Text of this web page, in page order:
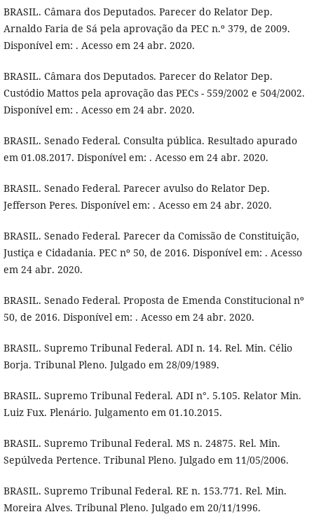
BRASIL. Câmara dos Deputados. Parecer do Relator Dep.
Arnaldo Faria de Sá pela aprovação da PEC n.º 379, de 2009.
Disponível em: . Acesso em 24 abr. 2020.
BRASIL. Câmara dos Deputados. Parecer do Relator Dep.
Custódio Mattos pela aprovação das PECs - 559/2002 e 504/2002.
Disponível em: . Acesso em 24 abr. 2020.
BRASIL. Senado Federal. Consulta pública. Resultado apurado
em 01.08.2017. Disponível em: . Acesso em 24 abr. 2020.
BRASIL. Senado Federal. Parecer avulso do Relator Dep.
Jefferson Peres. Disponível em: . Acesso em 24 abr. 2020.
BRASIL. Senado Federal. Parecer da Comissão de Constituição,
Justiça e Cidadania. PEC nº 50, de 2016. Disponível em: . Acesso
em 24 abr. 2020.
BRASIL. Senado Federal. Proposta de Emenda Constitucional nº
50, de 2016. Disponível em: . Acesso em 24 abr. 2020.
BRASIL. Supremo Tribunal Federal. ADI n. 14. Rel. Min. Célio
Borja. Tribunal Pleno. Julgado em 28/09/1989.
BRASIL. Supremo Tribunal Federal. ADI n°. 5.105. Relator Min.
Luiz Fux. Plenário. Julgamento em 01.10.2015.
BRASIL. Supremo Tribunal Federal. MS n. 24875. Rel. Min.
Sepúlveda Pertence. Tribunal Pleno. Julgado em 11/05/2006.
BRASIL. Supremo Tribunal Federal. RE n. 153.771. Rel. Min.
Moreira Alves. Tribunal Pleno. Julgado em 20/11/1996.